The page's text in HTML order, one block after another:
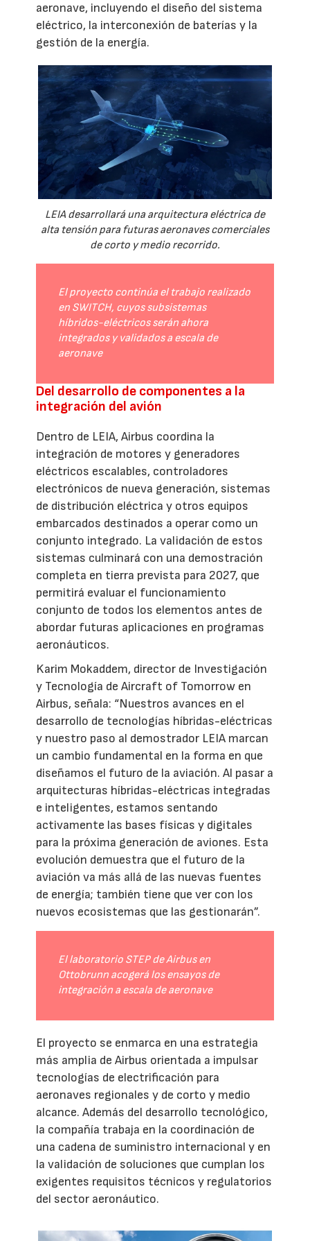
aeronave, incluyendo el diseño del sistema
eléctrico, la interconexión de baterías y la
gestión de la energía.
LEIA desarrollará una arquitectura eléctrica de
alta tensión para futuras aeronaves comerciales
de corto y medio recorrido.
El proyecto continúa el trabajo realizado
en SWITCH, cuyos subsistemas
híbridos-eléctricos serán ahora
integrados y validados a escala de
aeronave
Del desarrollo de componentes a la
integración del avión
Dentro de LEIA, Airbus coordina la
integración de motores y generadores
eléctricos escalables, controladores
electrónicos de nueva generación, sistemas
de distribución eléctrica y otros equipos
embarcados destinados a operar como un
conjunto integrado. La validación de estos
sistemas culminará con una demostración
completa en tierra prevista para 2027, que
permitirá evaluar el funcionamiento
conjunto de todos los elementos antes de
abordar futuras aplicaciones en programas
aeronáuticos.
Karim Mokaddem, director de Investigación
y Tecnología de Aircraft of Tomorrow en
Airbus, señala: “Nuestros avances en el
desarrollo de tecnologías híbridas-eléctricas
y nuestro paso al demostrador LEIA marcan
un cambio fundamental en la forma en que
diseñamos el futuro de la aviación. Al pasar a
arquitecturas híbridas-eléctricas integradas
e inteligentes, estamos sentando
activamente las bases físicas y digitales
para la próxima generación de aviones. Esta
evolución demuestra que el futuro de la
aviación va más allá de las nuevas fuentes
de energía; también tiene que ver con los
nuevos ecosistemas que las gestionarán”.
El laboratorio STEP de Airbus en
Ottobrunn acogerá los ensayos de
integración a escala de aeronave
El proyecto se enmarca en una estrategia
más amplia de Airbus orientada a impulsar
tecnologías de electrificación para
aeronaves regionales y de corto y medio
alcance. Además del desarrollo tecnológico,
la compañía trabaja en la coordinación de
una cadena de suministro internacional y en
la validación de soluciones que cumplan los
exigentes requisitos técnicos y regulatorios
del sector aeronáutico.